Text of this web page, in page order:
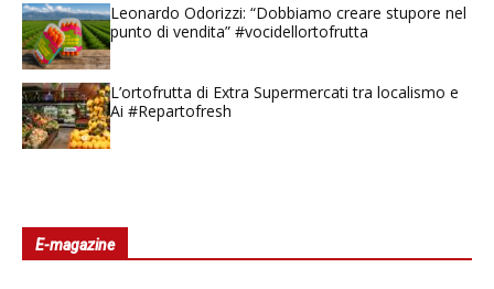
Leonardo Odorizzi: “Dobbiamo creare stupore nel
punto di vendita” #vocidellortofrutta
L’ortofrutta di Extra Supermercati tra localismo e
Ai #Repartofresh
E-magazine